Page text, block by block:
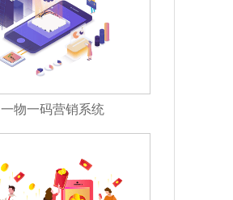
一物一码营销系统